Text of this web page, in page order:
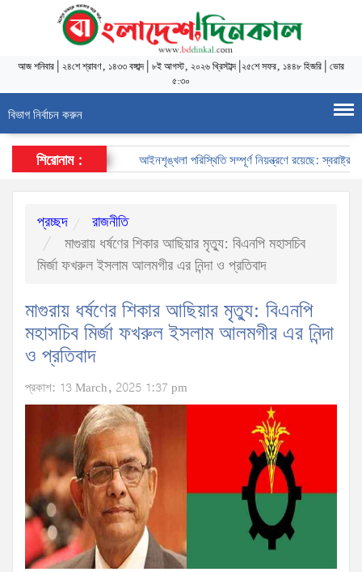
আজশনিবার ২৪শে শ্রাবণ, ১৪৩৩ বঙ্গাব্দ| ৮ই আগস্ট, ২০২৬ খ্রিস্টাব্দ| ২৫শে সফর, ১৪৪৮ হিজরি ভোর
৫:৩০
বিভাগ নির্বাচন করুন
শিরোনাম : আইনশৃঙ্খলা পরিস্থিতি সম্পূর্ণ নিয়ন্ত্রণে রয়েছে: স্বরাষ্ট্রমন্ত্রী
প্রচ্ছদ
রাজনীতি
মাগুরায় ধর্ষণের শিকার আছিয়ার মৃত্যু: বিএনপি মহাসচিব
মির্জা ফখরুল ইসলাম আলমগীর এর নিন্দা ও প্রতিবাদ
মাগুরায় ধর্ষণের শিকার আছিয়ার মৃত্যু: বিএনপি
মহাসচিব মির্জা ফখরুল ইসলাম আলমগীর এর নিন্দা
ও প্রতিবাদ
প্রকাশ: 13 March, 2025 1:37 pm